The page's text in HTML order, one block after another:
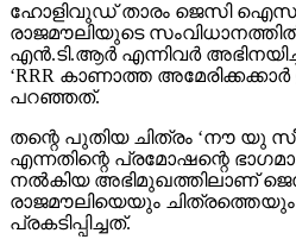
ഹോളിവുഡ് താരം ജെസി
രാജമൗലിയുടെ
എന്‍.ടി.ആര്‍ എന്നിവര്‍ അഭിനയിച്ച
‘RRR കാണാത്ത
പറഞ്ഞത്.
തന്റെ പുതിയ ചിത്രം ‘നൗ യു
എന്നതിന്റെ പ്രമോഷന്റെ
നല്‍കിയ അഭിമുഖത്തിലാണ്
രാജമൗലിയെയും ചിത്രത്തെയും
പ്രകടിപ്പിച്ചത്.